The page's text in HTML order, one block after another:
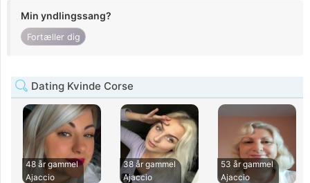
Min yndlingssang?
Fortæller dig
Dating Kvinde Corse
48 år gammel
Ajaccio
38 år gammel
Ajaccio
53 år gammel
Ajaccio